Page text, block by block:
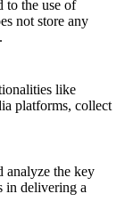
to the use of
not store any
like
platforms, collect
analyze the key
in delivering a